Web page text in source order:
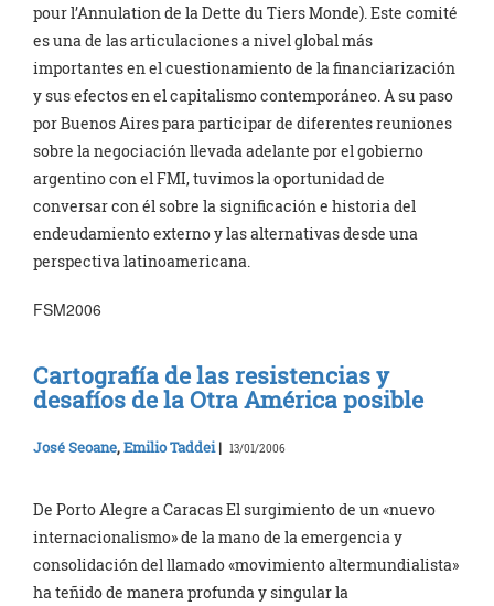
pour l’Annulation de la Dette du Tiers Monde). Este comité
es una de las articulaciones a nivel global más
importantes en el cuestionamiento de la financiarización
y sus efectos en el capitalismo contemporáneo. A su paso
por Buenos Aires para participar de diferentes reuniones
sobre la negociación llevada adelante por el gobierno
argentino con el FMI, tuvimos la oportunidad de
conversar con él sobre la significación e historia del
endeudamiento externo y las alternativas desde una
perspectiva latinoamericana.
FSM2006
Cartografía de las resistencias y
desafíos de la Otra América posible
José Seoane,Emilio Taddei| 13/01/2006
De Porto Alegre a Caracas El surgimiento de un «nuevo
internacionalismo» de la mano de la emergencia y
consolidación del llamado «movimiento altermundialista»
ha teñido de manera profunda y singular la